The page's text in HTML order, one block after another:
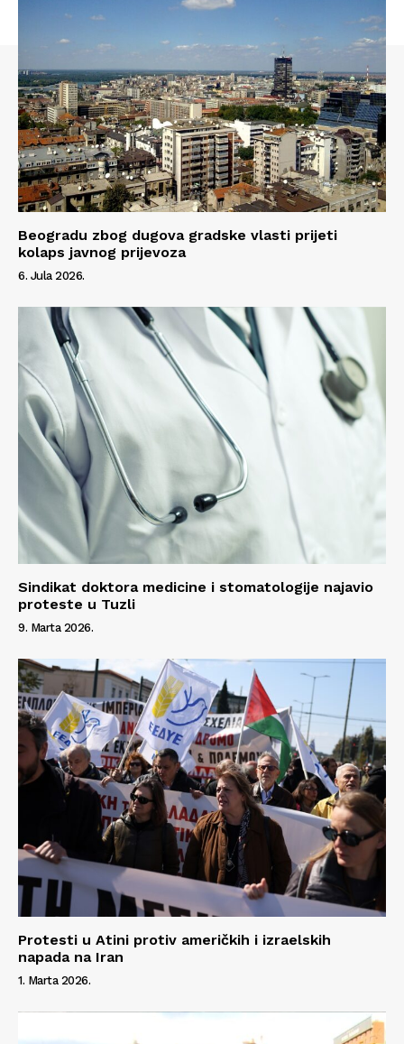
Info
O nama
Kontakt
Impressum
Beogradu zbog dugova gradske vlasti prijeti
kolaps javnog prijevoza
6. Jula 2026.
Sindikat doktora medicine i stomatologije najavio
proteste u Tuzli
9. Marta 2026.
Protesti u Atini protiv američkih i izraelskih
napada na Iran
1. Marta 2026.